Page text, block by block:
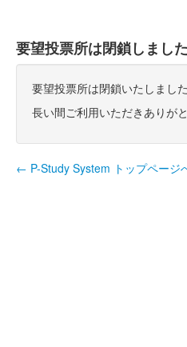
要望投票所は閉鎖しました
要望投票所は閉鎖いたしました
長い間ご利用いただきありが
← P-Study System トップページ